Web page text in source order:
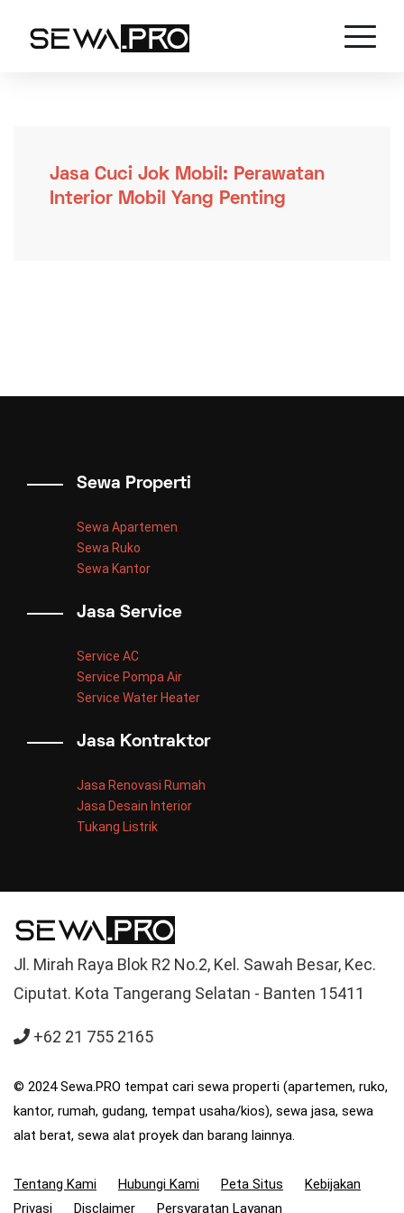
Jasa Cuci Jok Mobil: Perawatan
Interior Mobil Yang Penting
Sewa Properti
Sewa Apartemen
Sewa Ruko
Sewa Kantor
Jasa Service
Service AC
Service Pompa Air
Service Water Heater
Jasa Kontraktor
Jasa Renovasi Rumah
Jasa Desain Interior
Tukang Listrik
Jl. Mirah Raya Blok R2 No.2, Kel. Sawah Besar, Kec.
Ciputat. Kota Tangerang Selatan - Banten 15411
+62 21 755 2165
© 2024 Sewa.PRO tempat cari sewa properti (apartemen, ruko,
kantor, rumah, gudang, tempat usaha/kios), sewa jasa, sewa
alat berat, sewa alat proyek dan barang lainnya.
Tentang Kami Hubungi Kami Peta Situs
Kebijakan
Privasi
Disclaimer Persyaratan Layanan